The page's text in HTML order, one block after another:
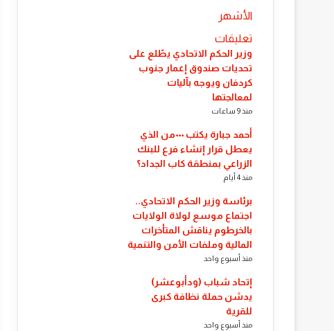
الأشهر
تعليقات
​وزير الحكم الاتحادي يطّلع على
تحديات صندوق إعمار جنوب
كردفان ويوجه بآليات
لمعالجتها
منذ 9 ساعات
أحمد جبارة يكتب ٠٠٠من الذي
يعطل قرار إنشاء فرع للبنك
الزراعي بمنطقة كاب الجداد؟
منذ 4 أيام
​برئاسة وزير الحكم الاتحادي..
اجتماع موسع لولاة الولايات
بالخرطوم يناقش المتأخرات
المالية وملفات الأمن والتنمية
منذ أسبوع واحد
إتحاد شباب (ودأبوعشر)
يدشن حملة نظافة كبرى
للقرية
منذ أسبوع واحد